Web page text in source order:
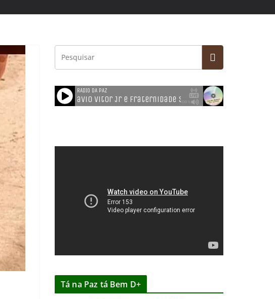
Tá na Paz tá Bem D+